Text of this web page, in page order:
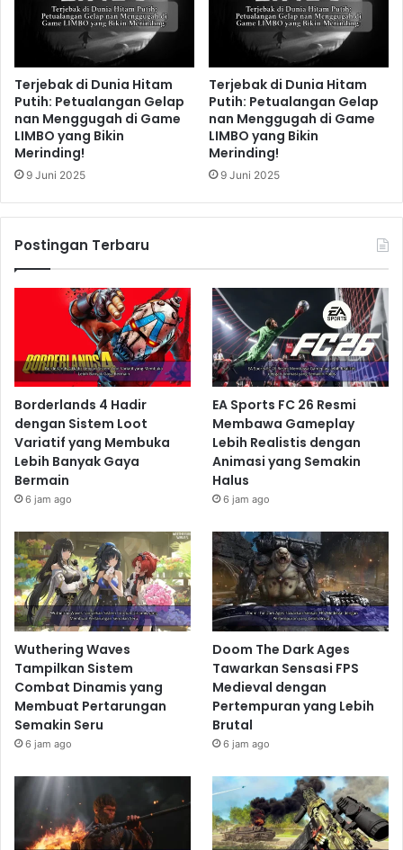
Terjebak di Dunia Hitam
Putih: Petualangan Gelap
nan Menggugah di Game
LIMBO yang Bikin
Merinding!
9 Juni 2025
Terjebak di Dunia Hitam
Putih: Petualangan Gelap
nan Menggugah di Game
LIMBO yang Bikin
Merinding!
9 Juni 2025
Postingan Terbaru
Borderlands 4 Hadir
dengan Sistem Loot
Variatif yang Membuka
Lebih Banyak Gaya
Bermain
6 jam ago
EA Sports FC 26 Resmi
Membawa Gameplay
Lebih Realistis dengan
Animasi yang Semakin
Halus
6 jam ago
Wuthering Waves
Tampilkan Sistem
Combat Dinamis yang
Membuat Pertarungan
Semakin Seru
6 jam ago
Doom The Dark Ages
Tawarkan Sensasi FPS
Medieval dengan
Pertempuran yang Lebih
Brutal
6 jam ago